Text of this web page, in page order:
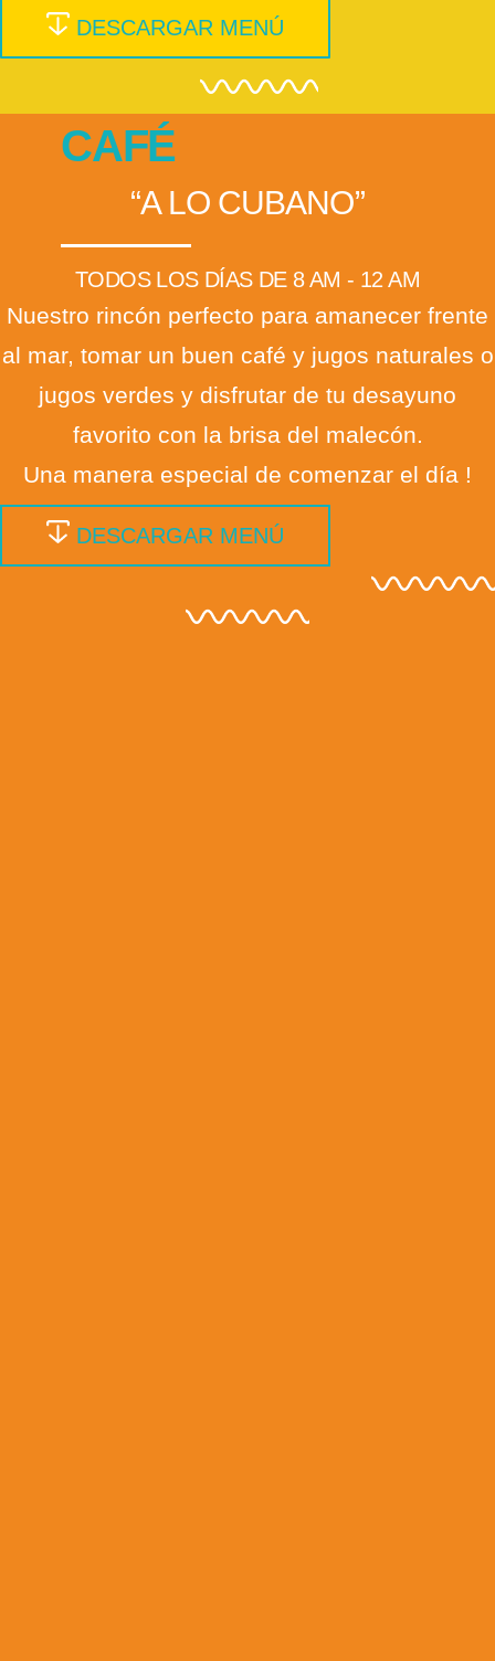
DESCARGAR MENÚ
CAFÉ
“A LO CUBANO”
TODOS LOS DÍAS DE 8 AM - 12 AM
Nuestro rincón perfecto para amanecer frente
al mar, tomar un buen café y jugos naturales o
jugos verdes y disfrutar de tu desayuno
favorito con la brisa del malecón.
Una manera especial de comenzar el día !
DESCARGAR MENÚ